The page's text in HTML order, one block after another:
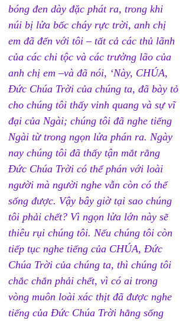
bóng đen dày đặc phát ra, trong khi
núi bị lửa bốc cháy rực trời, anh chị
em đã đến với tôi – tất cả các thủ lãnh
của các chi tộc và các trưởng lão của
anh chị em –và đã nói, ‘Này, CHÚA,
Ðức Chúa Trời của chúng ta, đã bày tỏ
cho chúng tôi thấy vinh quang và sự vĩ
đại của Ngài; chúng tôi đã nghe tiếng
Ngài từ trong ngọn lửa phán ra. Ngày
nay chúng tôi đã thấy tận mắt rằng
Ðức Chúa Trời có thể phán với loài
người mà người nghe vẫn còn có thể
sống được. Vậy bây giờ tại sao chúng
tôi phải chết? Vì ngọn lửa lớn này sẽ
thiêu rụi chúng tôi. Nếu chúng tôi còn
tiếp tục nghe tiếng của CHÚA, Ðức
Chúa Trời của chúng ta, thì chúng tôi
chắc chắn phải chết, vì có ai trong
vòng muôn loài xác thịt đã được nghe
tiếng của Ðức Chúa Trời hằng sống